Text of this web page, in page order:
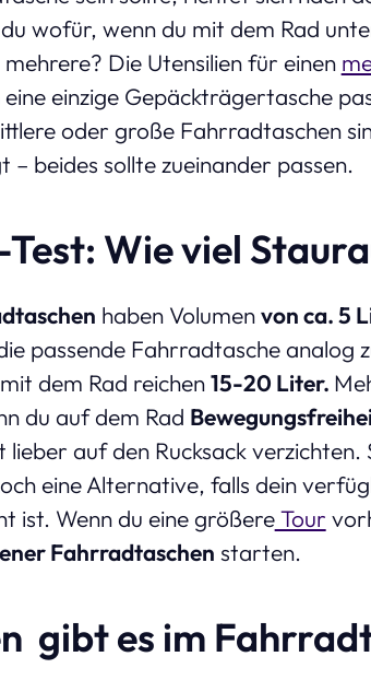
wofür, wenn du mit dem Rad
Die Utensilien für einen
einzige Gepäckträgertasche
oder große Fahrradtaschen
– beides sollte zueinander passen.
Wie viel
haben Volumenvon ca. 5
passende Fahrradtasche analog
dem Rad reichen15-20 Liter.
du auf dem Rad
auf den Rucksack
eine Alternative, falls dein
ist. Wenn du eine größereTour
Fahrradtaschen starten.
gibt es im